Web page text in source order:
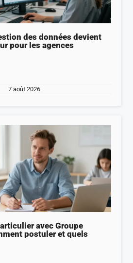
des données devient
pour les agences
7 août 2026
avec Groupe
postuler et quels